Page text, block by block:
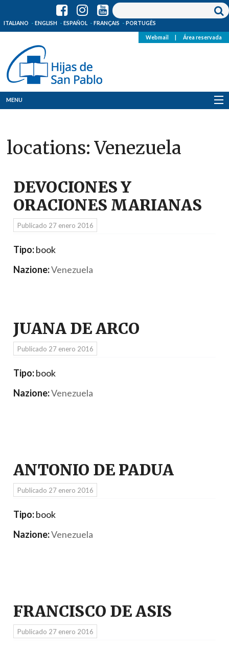
ITALIANO ENGLISH ESPAÑOL FRANÇAIS PORTUGÊS
Webmail Área reservada
MENU
Dónde estamos
Recursos
Media
locations:Venezuela
DEVOCIONES Y
ORACIONES MARIANAS
Publicado 27 enero 2016
Tipo:book
Nazione:Venezuela
JUANA DE ARCO
Publicado 27 enero 2016
Tipo:book
Nazione:Venezuela
ANTONIO DE PADUA
Publicado 27 enero 2016
Tipo:book
Nazione:Venezuela
FRANCISCO DE ASIS
Publicado 27 enero 2016